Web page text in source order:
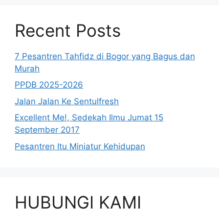
Recent Posts
7 Pesantren Tahfidz di Bogor yang Bagus dan
Murah
PPDB 2025-2026
Jalan Jalan Ke Sentulfresh
Excellent Me!, Sedekah Ilmu Jumat 15
September 2017
Pesantren Itu Miniatur Kehidupan
HUBUNGI KAMI